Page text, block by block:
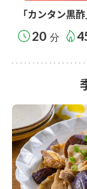
「カンタン黒
20 分